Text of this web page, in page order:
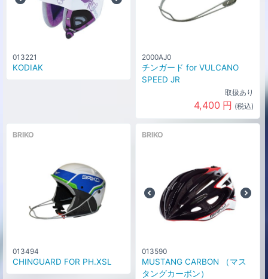
013221
KODIAK
2000AJ0
チンガード for VULCANO
SPEED JR
取扱あり
4,400 円 (税込)
BRIKO
013494
CHINGUARD FOR PH.XSL
BRIKO
013590
MUSTANG CARBON （マス
タングカーボン）